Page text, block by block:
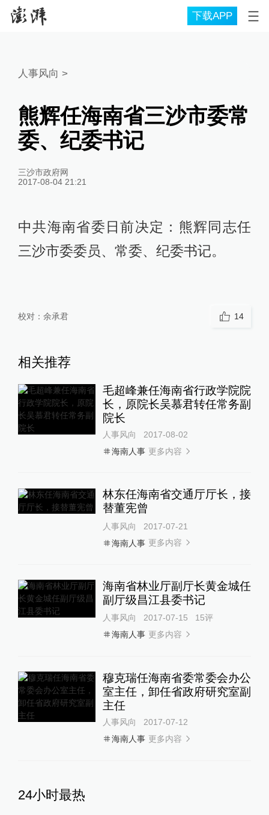
下载APP
人事风向 >
熊辉任海南省三沙市委常
委、纪委书记
三沙市政府网
2017-08-04 21:21
中共海南省委日前决定：熊辉同志任
三沙市委委员、常委、纪委书记。
校对： 余承君 14
相关推荐
毛超峰兼任海南省行政学院院
长，原院长吴慕君转任常务副
院长
人事风向
2017-08-02
海南人事 更多内容
林东任海南省交通厅厅长，接
替董宪曾
人事风向
2017-07-21
海南人事 更多内容
海南省林业厅副厅长黄金城任
副厅级昌江县委书记
人事风向 2017-07-15 15评
海南人事 更多内容
穆克瑞任海南省委常委会办公
室主任，卸任省政府研究室副
主任
人事风向
2017-07-12
海南人事 更多内容
24小时最热